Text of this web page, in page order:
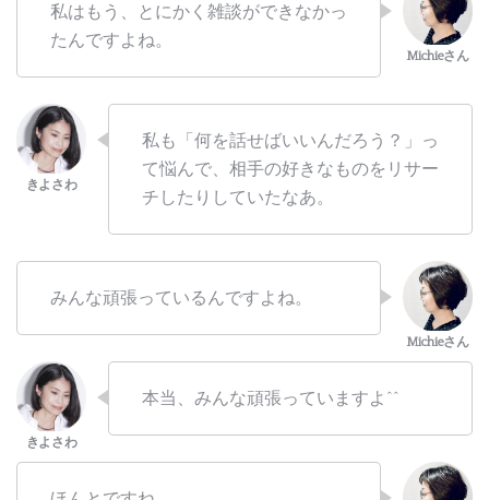
私はもう、とにかく雑談ができなかっ
たんですよね。
私も「何を話せばいいんだろう？」っ
て悩んで、相手の好きなものをリサー
チしたりしていたなあ。
みんな頑張っているんですよね。
本当、みんな頑張っていますよ^^